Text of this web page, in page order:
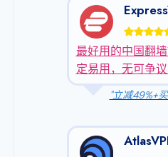
最好用的中国翻
定易用，无可争
"立减49%+